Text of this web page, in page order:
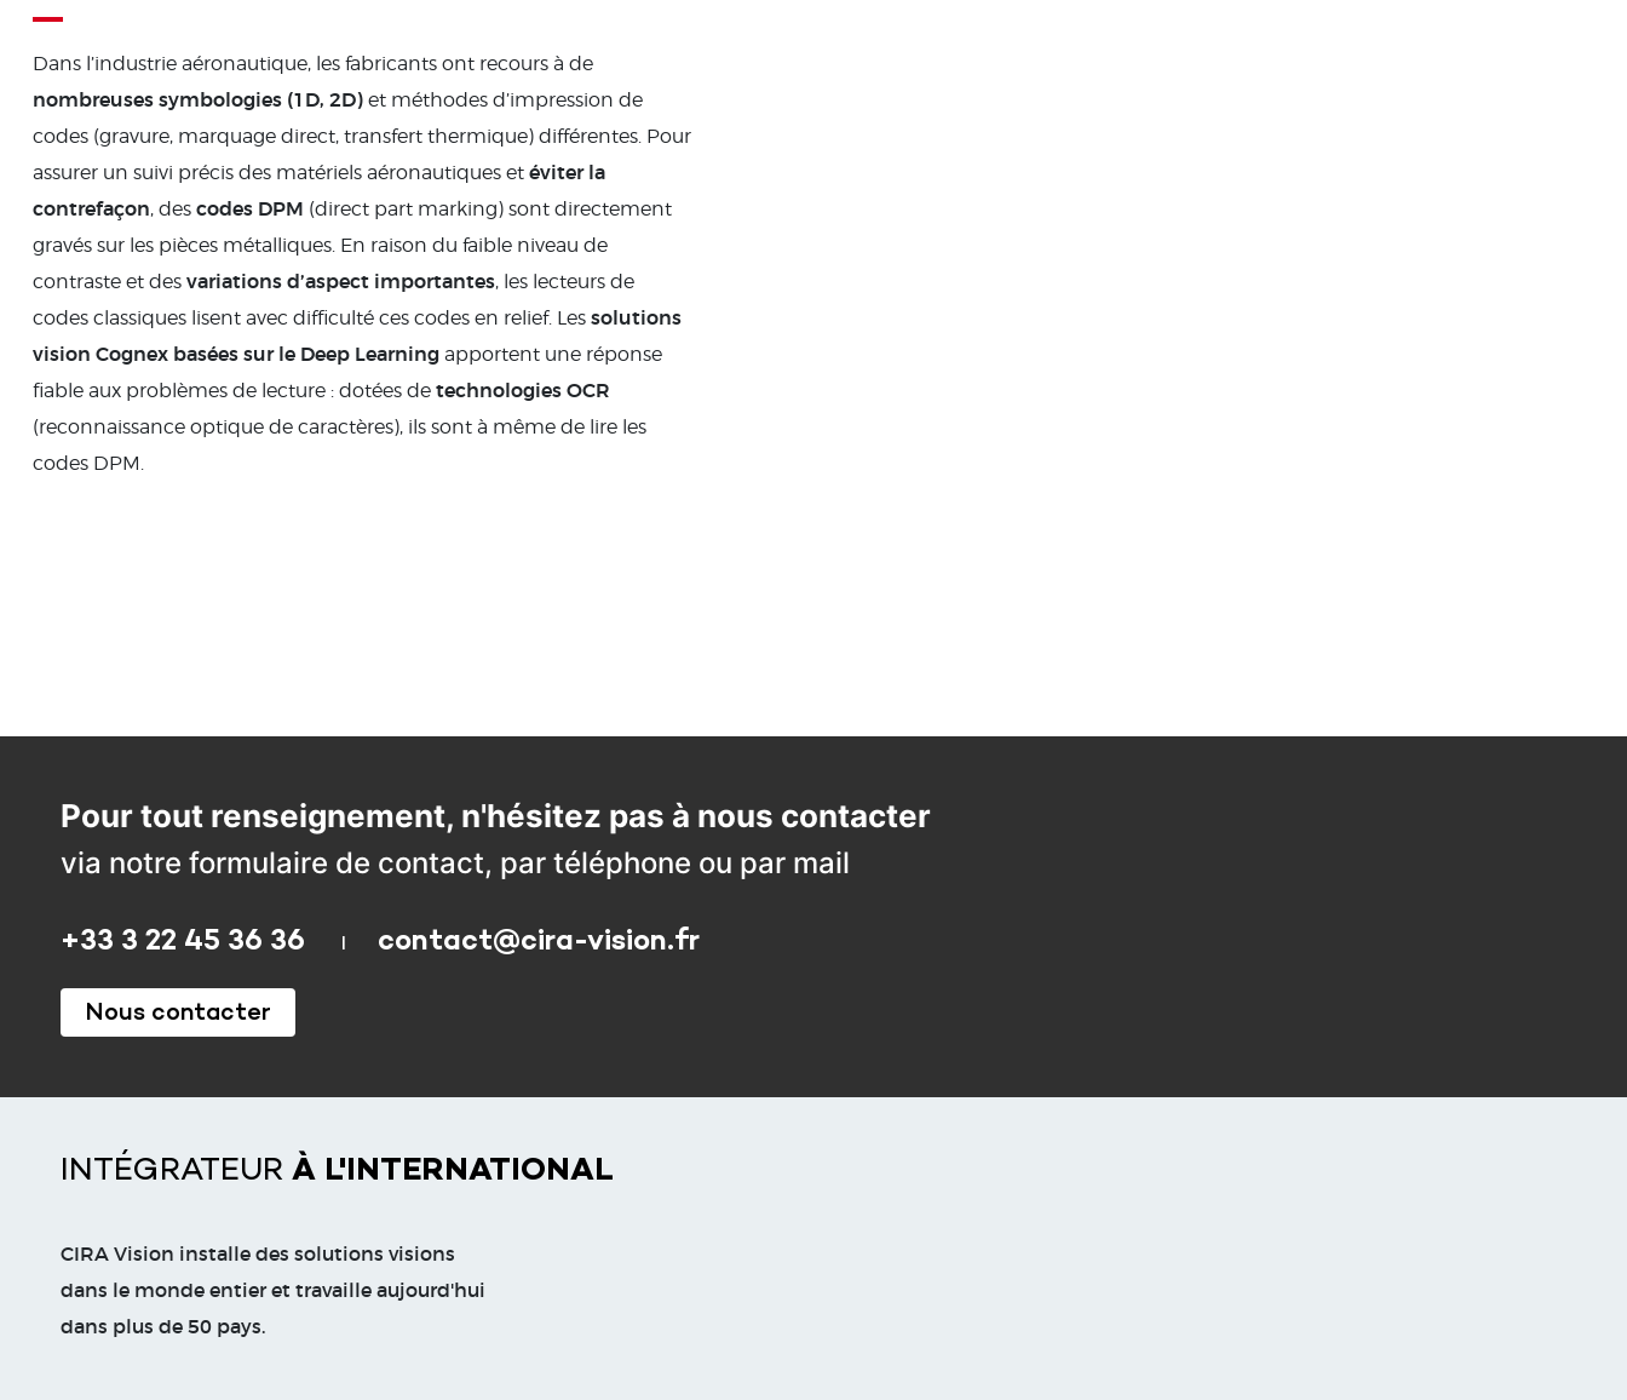
Dans l’industrie aéronautique, les fabricants ont recours à de
nombreuses symbologies (1D, 2D) et méthodes d’impression de
codes (gravure, marquage direct, transfert thermique) différentes. Pour
assurer un suivi précis des matériels aéronautiques et éviter la
contrefaçon, des codes DPM (direct part marking) sont directement
gravés sur les pièces métalliques. En raison du faible niveau de
contraste et des variations d’aspect importantes, les lecteurs de
codes classiques lisent avec difficulté ces codes en relief. Les solutions
vision Cognex basées sur le Deep Learning apportent une réponse
fiable aux problèmes de lecture : dotées de technologies OCR
(reconnaissance optique de caractères), ils sont à même de lire les
codes DPM.
Pour tout renseignement, n'hésitez pas à nous contacter
via notre formulaire de contact, par téléphone ou par mail
Nous contacter
+33 3 22 45 36 36 contact@cira-vision.fr
INTÉGRATEUR À L'INTERNATIONAL
CIRA Vision installe des solutions visions
dans le monde entier et travaille aujourd'hui
dans plus de 50 pays.